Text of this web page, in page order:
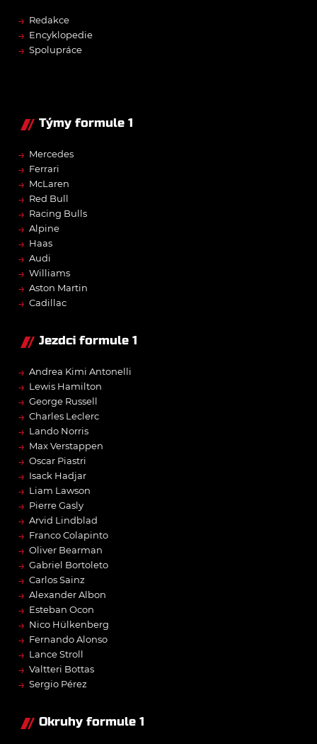
→ Redakce
→ Encyklopedie
→ Spolupráce
Týmy formule 1
→ Mercedes
→ Ferrari
→ McLaren
→ Red Bull
→ Racing Bulls
→ Alpine
→ Haas
→ Audi
→ Williams
→ Aston Martin
→ Cadillac
Jezdci formule 1
→ Andrea Kimi Antonelli
→ Lewis Hamilton
→ George Russell
→ Charles Leclerc
→ Lando Norris
→ Max Verstappen
→ Oscar Piastri
→ Isack Hadjar
→ Liam Lawson
→ Pierre Gasly
→ Arvid Lindblad
→ Franco Colapinto
→ Oliver Bearman
→ Gabriel Bortoleto
→ Carlos Sainz
→ Alexander Albon
→ Esteban Ocon
→ Nico Hülkenberg
→ Fernando Alonso
→ Lance Stroll
→ Valtteri Bottas
→ Sergio Pérez
Okruhy formule 1